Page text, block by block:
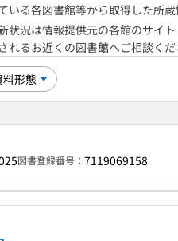
いる各図書館等から取得した所蔵
状況は情報提供元の各館のサイ
れるお近くの図書館へご相談く
図書登録番号： 7119069158